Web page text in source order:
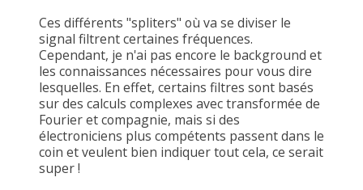
Ces différents "spliters" où va se diviser le
signal filtrent certaines fréquences.
Cependant, je n'ai pas encore le background et
les connaissances nécessaires pour vous dire
lesquelles. En effet, certains filtres sont basés
sur des calculs complexes avec transformée de
Fourier et compagnie, mais si des
électroniciens plus compétents passent dans le
coin et veulent bien indiquer tout cela, ce serait
super !